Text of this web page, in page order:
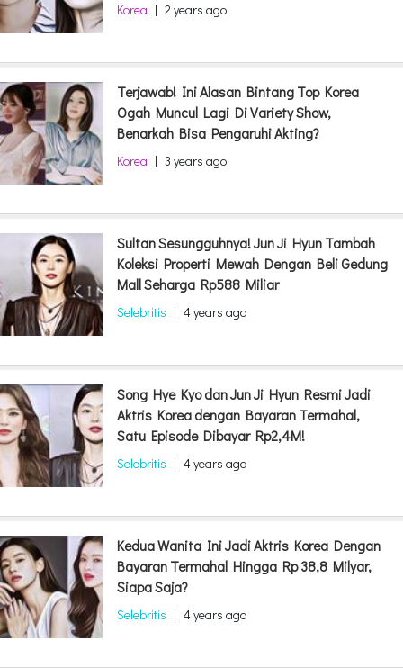
Korea | 2 years ago
Terjawab! Ini Alasan Bintang Top Korea
Ogah Muncul Lagi Di Variety Show,
Benarkah Bisa Pengaruhi Akting?
Korea | 3 years ago
Sultan Sesungguhnya! Jun Ji Hyun Tambah
Koleksi Properti Mewah Dengan Beli Gedung
Mall Seharga Rp588 Miliar
Selebritis | 4 years ago
Song Hye Kyo dan Jun Ji Hyun Resmi Jadi
Aktris Korea dengan Bayaran Termahal,
Satu Episode Dibayar Rp2,4M!
Selebritis | 4 years ago
Kedua Wanita Ini Jadi Aktris Korea Dengan
Bayaran Termahal Hingga Rp 38,8 Milyar,
Siapa Saja?
Selebritis | 4 years ago